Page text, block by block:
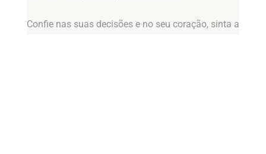
Confie nas suas decisões e no seu coração, sinta a